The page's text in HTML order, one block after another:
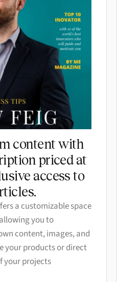
content with
priced at
access to
a customizable space
you to
content, images, and
your products or direct
your projects